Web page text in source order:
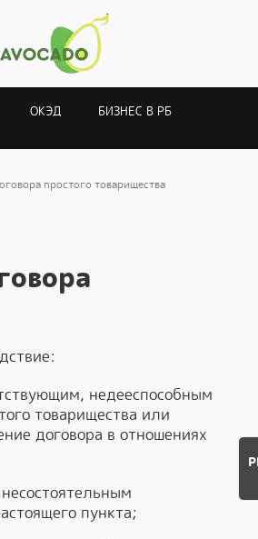
ОКЭД
БИЗНЕС В РБ
простого товарищества
недееспособным
товарищества или
договора в отношениях
пункта;